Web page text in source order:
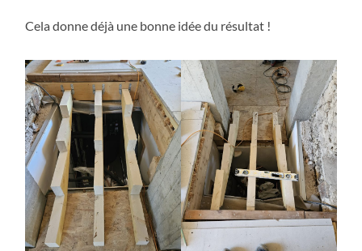
Cela donne déjà une bonne idée du résultat !